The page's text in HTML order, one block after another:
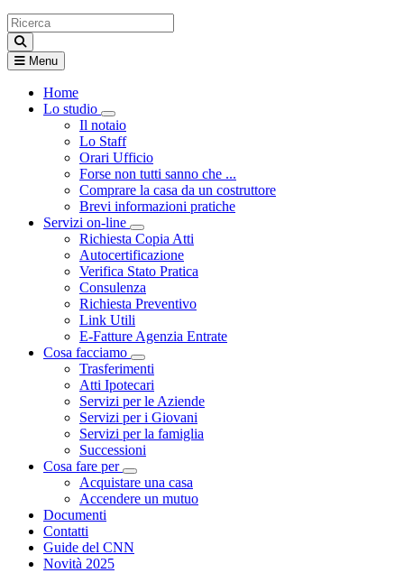
Menu
Home
Lo studio
Visualizza menù di secondo livello
Il notaio
Lo Staff
Orari Ufficio
Forse non tutti sanno che ...
Comprare la casa da un costruttore
Brevi informazioni pratiche
Servizi on-line
Visualizza menù di secondo livello
Richiesta Copia Atti
Autocertificazione
Verifica Stato Pratica
Consulenza
Richiesta Preventivo
Link Utili
E-Fatture Agenzia Entrate
Cosa facciamo
Visualizza menù di secondo livello
Trasferimenti
Atti Ipotecari
Servizi per le Aziende
Servizi per i Giovani
Servizi per la famiglia
Successioni
Cosa fare per
Visualizza menù di secondo livello
Acquistare una casa
Accendere un mutuo
Documenti
Contatti
Guide del CNN
Novità 2025